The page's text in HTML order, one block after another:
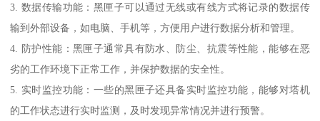
3. 数据传输功能：黑匣子可以通过无线或有线方式将记录的数据传
输到外部设备，如电脑、手机等，方便用户进行数据分析和管理。
4. 防护性能：黑匣子通常具有防水、防尘、抗震等性能，能够在恶
劣的工作环境下正常工作，并保护数据的安全性。
5. 实时监控功能：一些的黑匣子还具备实时监控功能，能够对塔机
的工作状态进行实时监测，及时发现异常情况并进行预警。